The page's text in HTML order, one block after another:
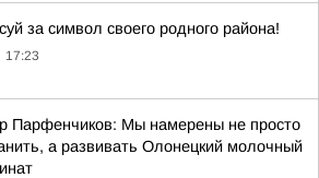
за символ своего родного района!
17:23
Парфенчиков: Мы намерены не просто
а развивать Олонецкий молочный